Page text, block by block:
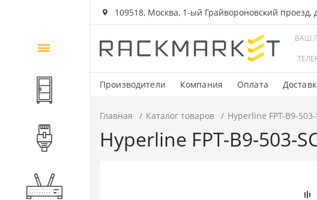
109518, Москва, 1-ый Грайвороновский проезд,
ВАШ
Производители Компания Оплата
Каталог
товаров
Шкафы и стойки
Компоненты СКС
Главная Каталог товаров Hyperline FPT-B9-
Hyperline FPT-B9-503-